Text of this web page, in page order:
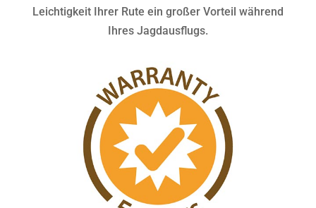
Leichtigkeit Ihrer Rute ein großer Vorteil während
Ihres Jagdausflugs.